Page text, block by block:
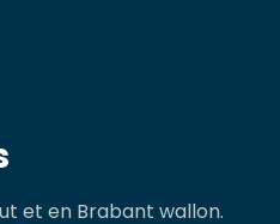
et en Brabant wallon.